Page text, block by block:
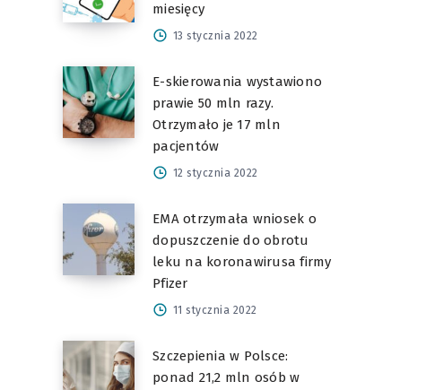
miesięcy
13 stycznia 2022
E-skierowania wystawiono
prawie 50 mln razy.
Otrzymało je 17 mln
pacjentów
12 stycznia 2022
EMA otrzymała wniosek o
dopuszczenie do obrotu
leku na koronawirusa firmy
Pfizer
11 stycznia 2022
Szczepienia w Polsce:
ponad 21,2 mln osób w